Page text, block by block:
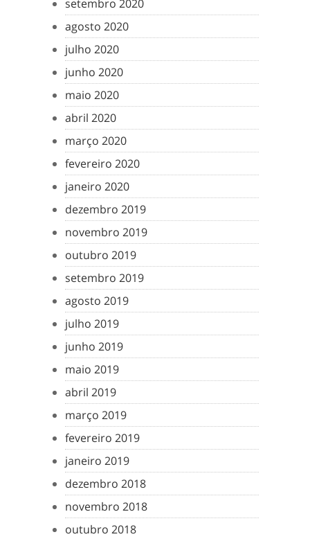
setembro 2020
agosto 2020
julho 2020
junho 2020
maio 2020
abril 2020
março 2020
fevereiro 2020
janeiro 2020
dezembro 2019
novembro 2019
outubro 2019
setembro 2019
agosto 2019
julho 2019
junho 2019
maio 2019
abril 2019
março 2019
fevereiro 2019
janeiro 2019
dezembro 2018
novembro 2018
outubro 2018